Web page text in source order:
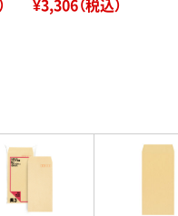
¥3,306（税込）